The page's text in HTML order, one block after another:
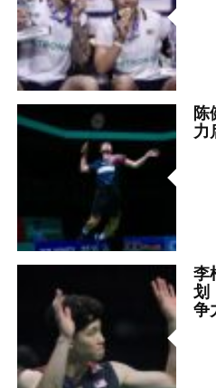
陈
力
李
划
争